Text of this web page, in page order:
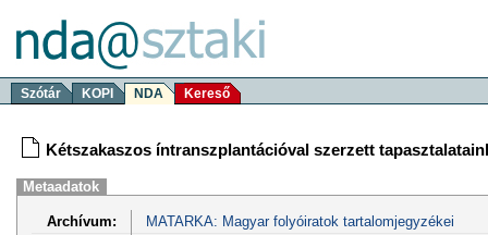
Szótár KOPI NDA Kereső
Kétszakaszos íntranszplantációval szerzett
Metaadatok
Archívum:
MATARKA: Magyar folyóiratok tartalomjegyzékei